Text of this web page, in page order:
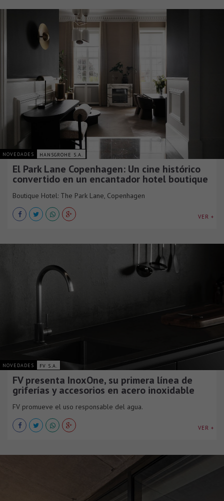
NOVEDADES HANSGROHE S.A.
El Park Lane Copenhagen: Un cine histórico
convertido en un encantador hotel boutique
Boutique Hotel: The Park Lane, Copenhagen
VER +
NOVEDADES FV S.A.
FV presenta InoxOne, su primera línea de
griferías y accesorios en acero inoxidable
FV promueve el uso responsable del agua.
VER +